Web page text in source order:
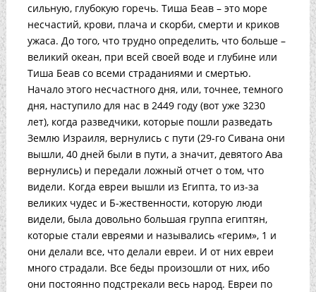
сильную, глубокую горечь. Тиша Беав – это море
несчастий, крови, плача и скорби, смерти и криков
ужаса. До того, что трудно определить, что больше –
великий океан, при всей своей воде и глубине или
Тиша Беав со всеми страданиями и смертью.
Начало этого несчастного дня, или, точнее, темного
дня, наступило для нас в 2449 году (вот уже 3230
лет), когда разведчики, которые пошли разведать
Землю Израиля, вернулись с пути (29-го Сивана они
вышли, 40 дней были в пути, а значит, девятого Ава
вернулись) и передали ложный отчет о том, что
видели. Когда евреи вышли из Египта, то из-за
великих чудес и Б-жественности, которую люди
видели, была довольно большая группа египтян,
которые стали евреями и назывались «герим», 1 и
они делали все, что делали евреи. И от них евреи
много страдали. Все беды произошли от них, ибо
они постоянно подстрекали весь народ. Евреи по